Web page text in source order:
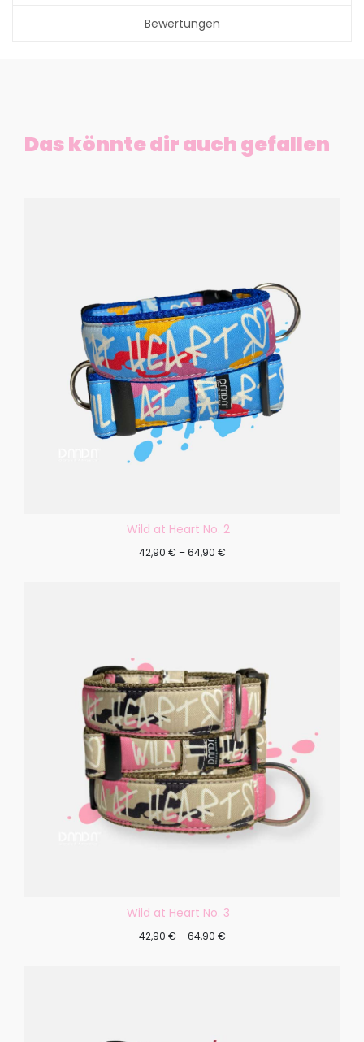
Bewertungen
Das könnte dir auch gefallen
Wild at Heart No. 2
42,90 € –64,90 €
Wild at Heart No. 3
42,90 € –64,90 €